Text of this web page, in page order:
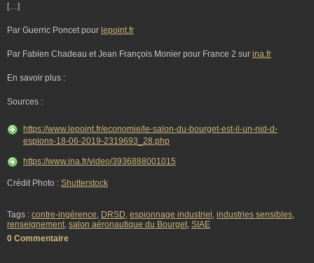
[…]
Par Guerric Poncet pour lepoint.fr
Par Fabien Chadeau et Jean François Monier pour France 2 sur ina.fr
En savoir plus :
Sources :
https://www.lepoint.fr/economie/le-salon-du-bourget-est-il-un-nid-d-
espions-18-06-2019-2319693_28.php
https://www.ina.fr/video/3936888001015
Crédit Photo : Shutterstock
Tags : contre-ingérence, DRSD, espionnage industriel , industries sensibles,
renseignement, salon aéronautique du Bourget, SIAE
0 Commentaire